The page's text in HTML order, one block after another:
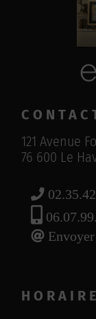
121 Avenue
76 600 Le